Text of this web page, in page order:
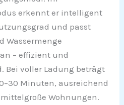
erkennt er intelligent
und passt
Wassermenge
– effizient und
Bei voller Ladung beträgt
Minuten, ausreichend
Wohnungen.